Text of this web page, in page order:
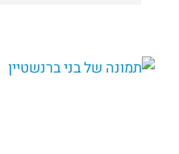
שמתכנן ורוצה להשקיע